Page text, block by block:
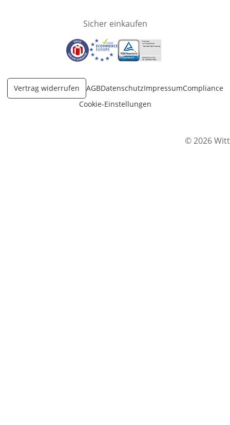
Sicher einkaufen
Öffnet in neuem Fenster
Öffnet in neuem Fenster
Öffnet in neuem Fenster
Vertrag widerrufen AGBDatenschutzImpressumCompliance
Cookie-Einstellungen
© 2026 Witt